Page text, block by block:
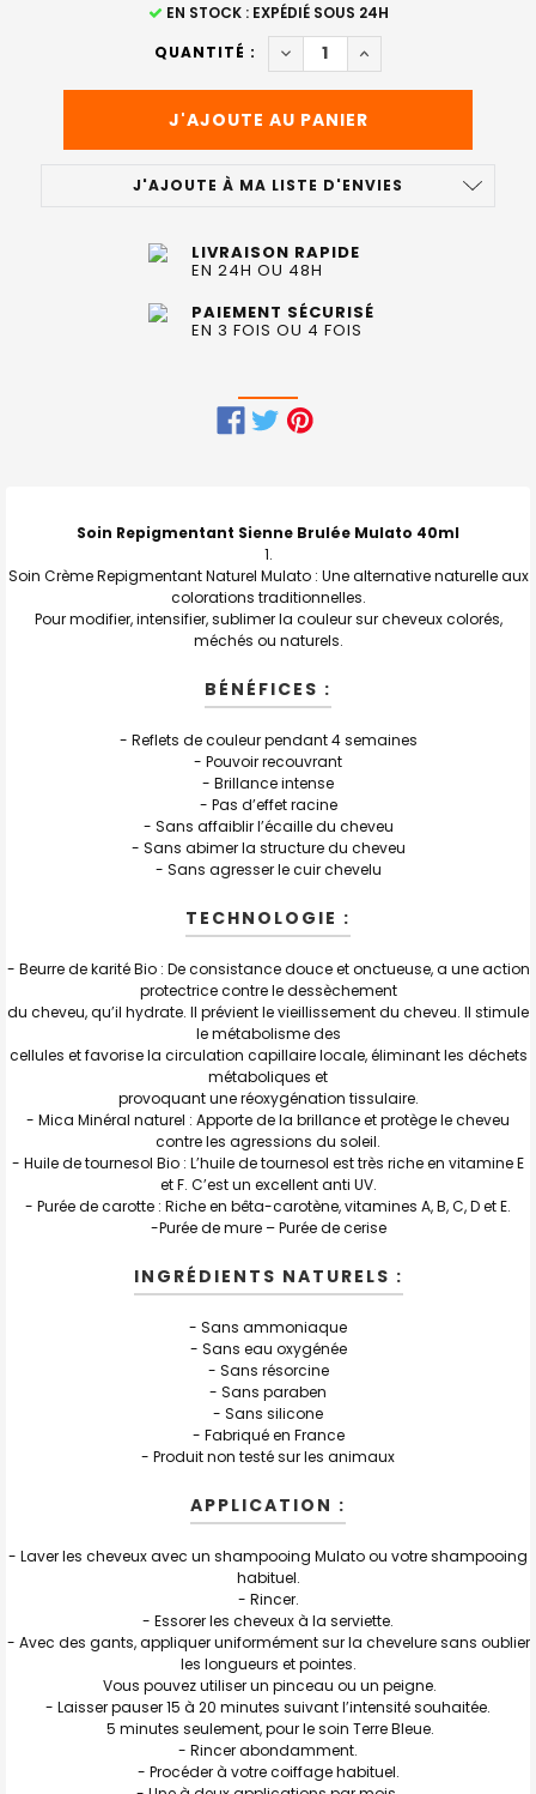
EN STOCK : EXPÉDIÉ SOUS 24H
QUANTITÉ :
DIMINUER LA QUANTITÉ DE
AUGMENTER LA
J'AJOUTE À MA LISTE D'ENVIES
LIVRAISON RAPIDE
EN 24H OU 48H
PAIEMENT SÉCURISÉ
EN 3 FOIS OU 4 FOIS
ENSEMBLE
TOUT
SELECTIONNER
Soin Repigmentant Sienne Brulée Mulato 40ml
Soin Crème Repigmentant Naturel Mulato : Une alternative naturelle aux
colorations traditionnelles.
Pour modifier, intensifier, sublimer la couleur sur cheveux colorés,
méchés ou naturels.
BÉNÉFICES :
- Reflets de couleur pendant 4 semaines
- Pouvoir recouvrant
- Brillance intense
- Pas d’effet racine
- Sans affaiblir l’écaille du cheveu
- Sans abimer la structure du cheveu
- Sans agresser le cuir chevelu
TECHNOLOGIE :
- Beurre de karité Bio : De consistance douce et onctueuse, a une action
protectrice contre le dessèchement
du cheveu, qu’il hydrate. Il prévient le vieillissement du cheveu. Il stimule
le métabolisme des
cellules et favorise la circulation capillaire locale, éliminant les déchets
métaboliques et
provoquant une réoxygénation tissulaire.
- Mica Minéral naturel : Apporte de la brillance et protège le cheveu
contre les agressions du soleil.
- Huile de tournesol Bio : L’huile de tournesol est très riche en vitamine E
et F. C’est un excellent anti UV.
- Purée de carotte : Riche en bêta-carotène, vitamines A, B, C, D et E.
-Purée de mure – Purée de cerise
INGRÉDIENTS NATURELS :
- Sans ammoniaque
- Sans eau oxygénée
- Sans résorcine
- Sans paraben
- Sans silicone
- Fabriqué en France
- Produit non testé sur les animaux
APPLICATION :
- Laver les cheveux avec un shampooing Mulato ou votre shampooing
habituel.
- Rincer.
- Essorer les cheveux à la serviette.
- Avec des gants, appliquer uniformément sur la chevelure sans oublier
les longueurs et pointes.
Vous pouvez utiliser un pinceau ou un peigne.
- Laisser pauser 15 à 20 minutes suivant l’intensité souhaitée.
5 minutes seulement, pour le soin Terre Bleue.
- Rincer abondamment.
- Procéder à votre coiffage habituel.